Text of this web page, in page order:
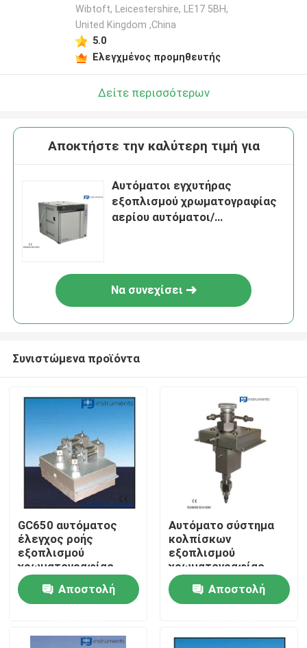
Σπίτι
Προϊόντα
Περίπου εμείς
Wibtoft, Leicestershire, LE17 5BH,
United Kingdom ,China
5.0
Ελεγχμένος προμηθευτής
Δείτε περισσότερων
Αποκτήστε την καλύτερη τιμή για
Αυτόματοι εγχυτήρας
εξοπλισμού χρωματογραφίας
αερίου αυτόματοι/
Να συνεχίσει
Συνιστώμενα προϊόντα
GC650 αυτόματος
έλεγχος ροής
εξοπλισμού
χρωματογραφίας
αερίου
Αποστολή
Αυτόματο σύστημα
κολπίσκων
εξοπλισμού
χρωματογραφίας
αερίου, εξοπλισμός
ανάλυσης αερίου
GC650
Αποστολή